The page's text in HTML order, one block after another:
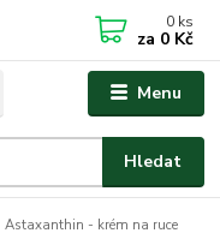
Menu
Hledat
0 ks
za 0 Kč
Astaxanthin - krém na ruce